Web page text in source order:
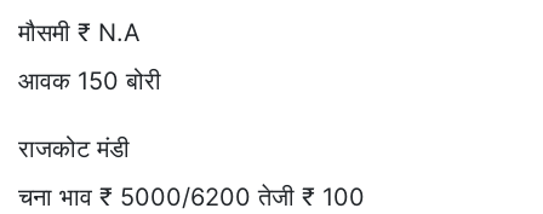
मौसमी ₹ N.A
आवक 150 बोरी
राजकोट मंडी
चना भाव ₹ 5000/6200 तेजी ₹ 100